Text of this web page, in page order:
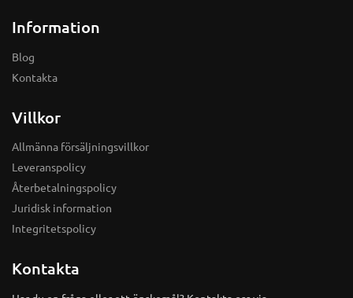
Information
Blog
Kontakta
Villkor
Allmänna försäljningsvillkor
Leveranspolicy
Återbetalningspolicy
Juridisk information
Integritetspolicy
Kontakta